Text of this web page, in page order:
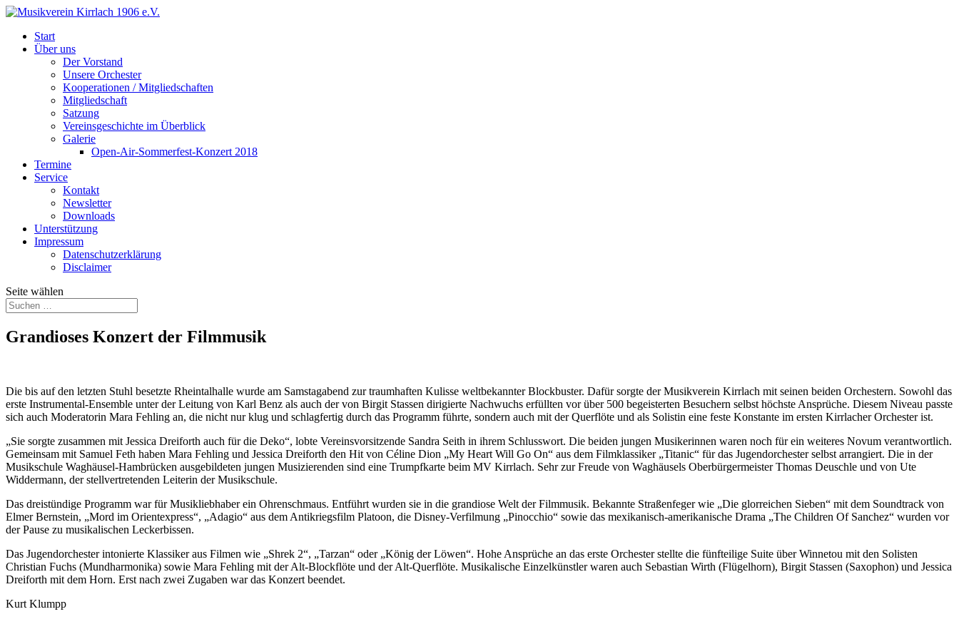
Start
Über uns
Der Vorstand
Unsere Orchester
Kooperationen / Mitgliedschaften
Mitgliedschaft
Satzung
Vereinsgeschichte im Überblick
Galerie
Open-Air-Sommerfest-Konzert 2018
Termine
Service
Kontakt
Newsletter
Downloads
Unterstützung
Impressum
Datenschutzerklärung
Disclaimer
Seite wählen
Grandioses Konzert der Filmmusik
Die bis auf den letzten Stuhl besetzte Rheintalhalle wurde am Samstagabend zur traumhaften Kulisse weltbekannter Blockbuster. Dafür sorgte der Musikverein Kirrlach mit seinen beiden Orchestern. Sowohl das
erste Instrumental-Ensemble unter der Leitung von Karl Benz als auch der von Birgit Stassen dirigierte Nachwuchs erfüllten vor über 500 begeisterten Besuchern selbst höchste Ansprüche. Diesem Niveau passte
sich auch Moderatorin Mara Fehling an, die nicht nur klug und schlagfertig durch das Programm führte, sondern auch mit der Querflöte und als Solistin eine feste Konstante im ersten Kirrlacher Orchester ist.
„Sie sorgte zusammen mit Jessica Dreiforth auch für die Deko“, lobte Vereinsvorsitzende Sandra Seith in ihrem Schlusswort. Die beiden jungen Musikerinnen waren noch für ein weiteres Novum verantwortlich.
Gemeinsam mit Samuel Feth haben Mara Fehling und Jessica Dreiforth den Hit von Céline Dion „My Heart Will Go On“ aus dem Filmklassiker „Titanic“ für das Jugendorchester selbst arrangiert. Die in der
Musikschule Waghäusel-Hambrücken ausgebildeten jungen Musizierenden sind eine Trumpfkarte beim MV Kirrlach. Sehr zur Freude von Waghäusels Oberbürgermeister Thomas Deuschle und von Ute
Widdermann, der stellvertretenden Leiterin der Musikschule.
Das dreistündige Programm war für Musikliebhaber ein Ohrenschmaus. Entführt wurden sie in die grandiose Welt der Filmmusik. Bekannte Straßenfeger wie „Die glorreichen Sieben“ mit dem Soundtrack von
Elmer Bernstein, „Mord im Orientexpress“, „Adagio“ aus dem Antikriegsfilm Platoon, die Disney-Verfilmung „Pinocchio“ sowie das mexikanisch-amerikanische Drama „The Children Of Sanchez“ wurden vor
der Pause zu musikalischen Leckerbissen.
Das Jugendorchester intonierte Klassiker aus Filmen wie „Shrek 2“, „Tarzan“ oder „König der Löwen“. Hohe Ansprüche an das erste Orchester stellte die fünfteilige Suite über Winnetou mit den Solisten
Christian Fuchs (Mundharmonika) sowie Mara Fehling mit der Alt-Blockflöte und der Alt-Querflöte. Musikalische Einzelkünstler waren auch Sebastian Wirth (Flügelhorn), Birgit Stassen (Saxophon) und Jessica
Dreiforth mit dem Horn. Erst nach zwei Zugaben war das Konzert beendet.
Kurt Klumpp